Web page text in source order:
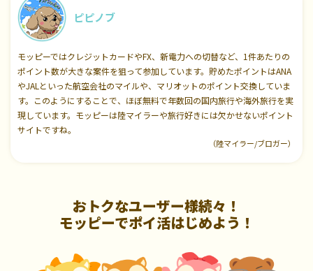
ピピノブ
モッピーではクレジットカードやFX、新電力への切替など、1件あたりの
ポイント数が大きな案件を狙って参加しています。貯めたポイントはANA
やJALといった航空会社のマイルや、マリオットのポイント交換していま
す。このようにすることで、ほぼ無料で年数回の国内旅行や海外旅行を実
現しています。モッピーは陸マイラーや旅行好きには欠かせないポイント
サイトですね。
（陸マイラー/ブロガー）
おトクなユーザー様続々！
モッピーでポイ活はじめよう！